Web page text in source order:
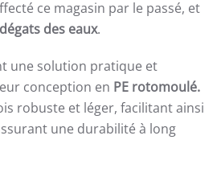
ce magasin par le passé, et
dégats des eaux.
une solution pratique et
conception en PE rotomoulé.
robuste et léger, facilitant ainsi
une durabilité à long